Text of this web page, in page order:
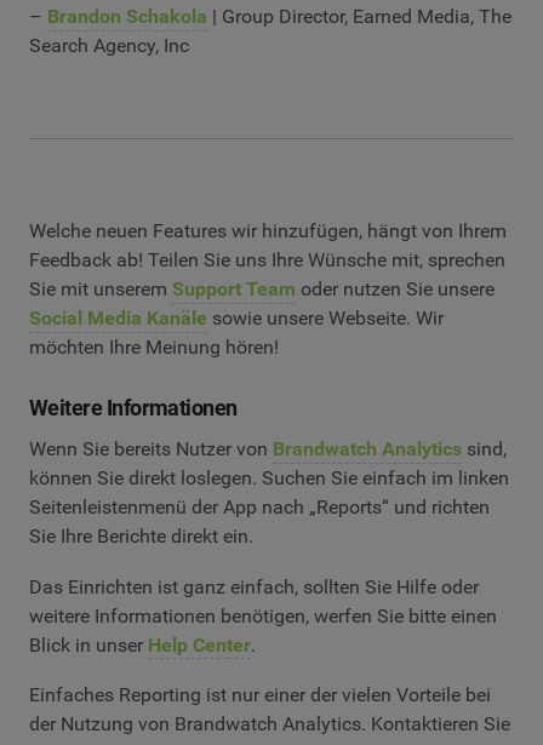
– Brandon Schakola | Group Director, Earned Media, The
Search Agency, Inc
Welche neuen Features wir hinzufügen, hängt von Ihrem
Feedback ab! Teilen Sie uns Ihre Wünsche mit, sprechen
Sie mit unserem Support Team oder nutzen Sie unsere
Social Media Kanäle sowie unsere Webseite. Wir
möchten Ihre Meinung hören!
Weitere Informationen
Wenn Sie bereits Nutzer von Brandwatch Analytics sind,
können Sie direkt loslegen. Suchen Sie einfach im linken
Seitenleistenmenü der App nach „Reports“ und richten
Sie Ihre Berichte direkt ein.
Das Einrichten ist ganz einfach, sollten Sie Hilfe oder
weitere Informationen benötigen, werfen Sie bitte einen
Blick in unser Help Center.
Einfaches Reporting ist nur einer der vielen Vorteile bei
der Nutzung von Brandwatch Analytics. Kontaktieren Sie